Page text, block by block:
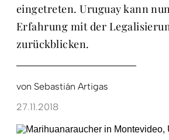
eingetreten. Uruguay kann
Erfahrung mit der
zurückblicken.
von Sebastián Artigas
27.11.2018